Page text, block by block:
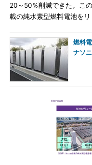
20～50％削減できた。こ
載の純水素型燃料電池をリ
燃料
ナソ